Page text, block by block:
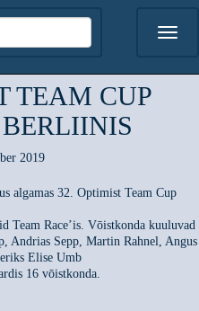
TEAM CUP
2019
algamas 32. Optimist Team Cup
Team Race’is. Vōistkonda kuuluvad
Andrias Sepp, Martin Rahnel, Angus
Elise Umb
16 vōistkonda.